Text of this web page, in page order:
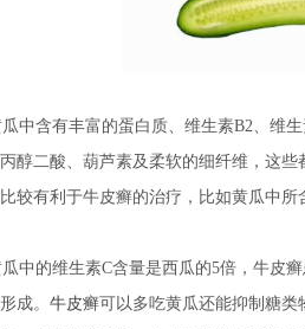
中含有丰富的蛋白质、维生素B2、维
醇二酸、葫芦素及柔软的细纤维，这
较有利于牛皮癣的治疗，比如黄瓜中
中的维生素C含量是西瓜的5倍，牛皮
成。 牛皮癣可以多吃黄瓜还能抑制糖